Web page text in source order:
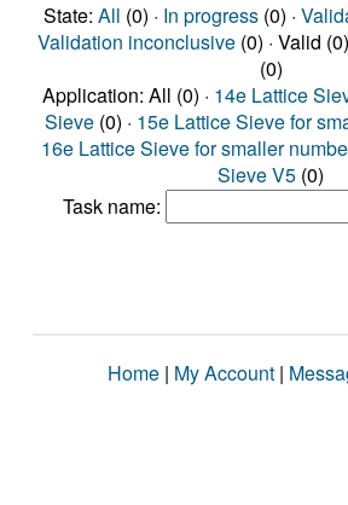
State: All (0) · In progress(0) ·
Validation inconclusive(0) · Valid (0)
(0)
Application: All (0) · 14e Lattice
Sieve (0) · 15e Lattice Sieve for
16e Lattice Sieve for smaller
Sieve V5 (0)
Task name:
Home | My Account |